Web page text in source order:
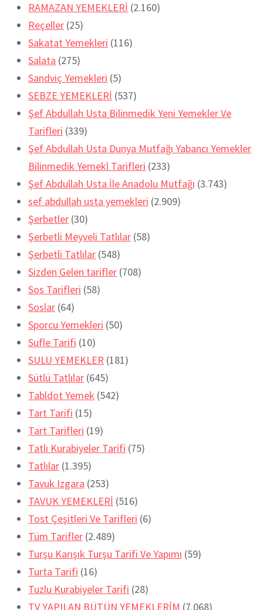
RAMAZAN YEMEKLERİ (2.160)
Reçeller (25)
Sakatat Yemekleri (116)
Salata (275)
Sandviç Yemekleri (5)
SEBZE YEMEKLERİ (537)
Şef Abdullah Usta Bilinmedik Yeni Yemekler Ve
Tarifleri (339)
Şef Abdullah Usta Dunya Mutfağı Yabancı Yemekler
Bilinmedik Yemekl Tarifleri (233)
Şef Abdullah Usta İle Anadolu Mutfağı (3.743)
sef abdullah usta yemekleri (2.909)
Şerbetler (30)
Şerbetli Meyveli Tatlılar (58)
Şerbetli Tatlılar (548)
Sizden Gelen tarifler (708)
Sos Tarifleri (58)
Soslar (64)
Sporcu Yemekleri (50)
Sufle Tarifi (10)
SULU YEMEKLER (181)
Sütlü Tatlılar (645)
Tabldot Yemek (542)
Tart Tarifi (15)
Tart Tarifleri (19)
Tatlı Kurabiyeler Tarifi (75)
Tatlılar (1.395)
Tavuk Izgara (253)
TAVUK YEMEKLERİ (516)
Tost Çeşitleri Ve Tarifleri (6)
Tüm Tarifler (2.489)
Turşu Karışık Turşu Tarifi Ve Yapımı (59)
Turta Tarifi (16)
Tuzlu Kurabiyeler Tarifi (28)
TV YAPILAN BÜTÜN YEMEKLERİM (7.068)